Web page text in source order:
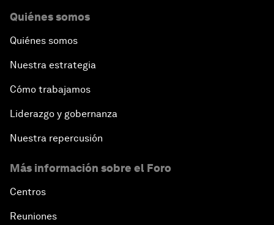
Quiénes somos
Quiénes somos
Nuestra estrategia
Cómo trabajamos
Liderazgo y gobernanza
Nuestra repercusión
Más información sobre el Foro
Centros
Reuniones